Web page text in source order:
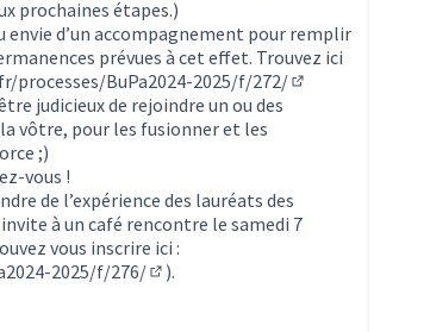
prochaines étapes.)
envie d’un accompagnement pour remplir
prévues à cet effet. Trouvez ici
BuPa2024-2025/f/272/
judicieux de rejoindre un ou des
vôtre, pour les fusionner et les
;)
vous !
de l’expérience des lauréats des
à un café rencontre le samedi 7
vous inscrire ici :
2025/f/276/
(S'ouvre dans un nouvel onglet)
).